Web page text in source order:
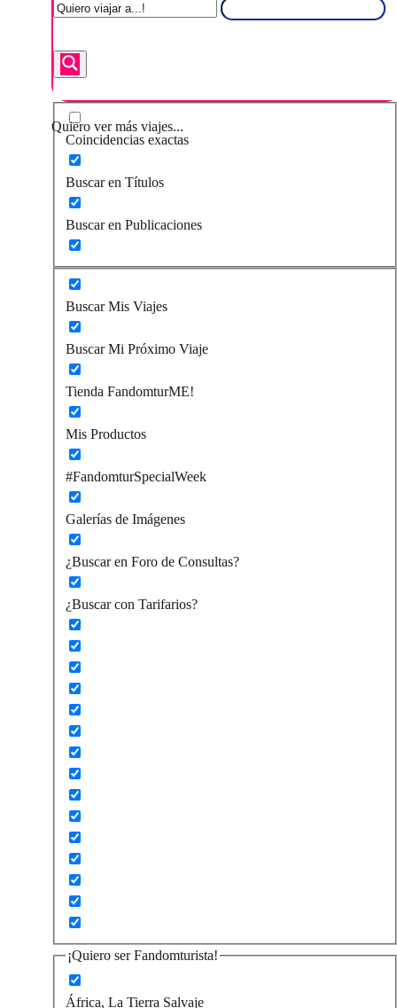
Quiero ver más viajes...
Coincidencias exactas
Buscar en Títulos
Buscar en Publicaciones
Buscar Mis Viajes
Buscar Mi Próximo Viaje
Tienda FandomturME!
Mis Productos
#FandomturSpecialWeek
Galerías de Imágenes
¿Buscar en Foro de Consultas?
¿Buscar con Tarifarios?
¡Quiero ser Fandomturista!
África, La Tierra Salvaje